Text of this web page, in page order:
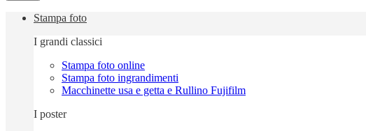
Stampa foto
I grandi classici
Stampa foto online
Stampa foto ingrandimenti
Macchinette usa e getta e Rullino Fujifilm
I poster